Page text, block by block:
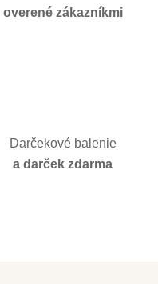
overené zákazníkmi
Darčekové balenie
a darček zdarma